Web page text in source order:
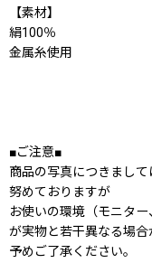
【素材】
絹100％
金属糸使用
■ご注意■
商品の写真につきまし
努めておりますが
お使いの環境（モニタ
が実物と若干異なる場合
予めご了承ください。